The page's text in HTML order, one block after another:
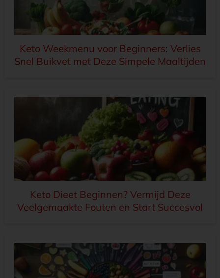
Keto Weekmenu voor Beginners: Verlies
Snel Buikvet met Deze Simpele Maaltijden
Keto Dieet Beginnen? Vermijd Deze
Veelgemaakte Fouten en Start Succesvol